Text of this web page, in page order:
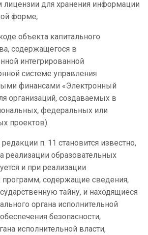
лицензии для хранения информации
форме;
объекта капитального
содержащегося в
интегрированной
системе управления
финансами «Электронный
организаций, создаваемых в
федеральных или
проектов).
п. 11 становится известно,
реализации образовательных
и при реализации
программ, содержащие сведения,
тайну, и находящиеся
органа исполнительной
безопасности,
исполнительной власти,